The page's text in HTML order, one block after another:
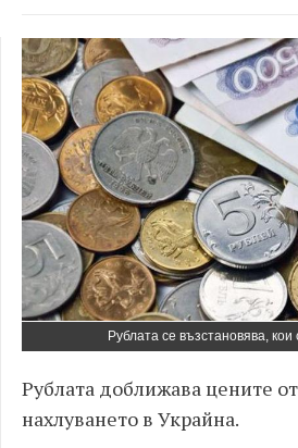
Рублата се възстановява,
Рублата доближава цените
нахлуването в Украйна.